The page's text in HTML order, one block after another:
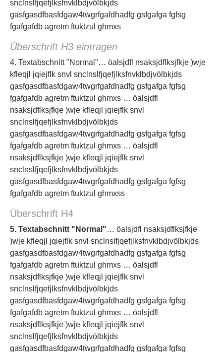
snclnslfjqefjlksfnvklbdjvölbkjds
gasfgasdfbasfdgaw4twgrfgafdhadfg gsfgafga fgfsg
fgafgafdb agretm ftuktzul ghmxs
Überschrift H3 eintragen
4. Textabschnitt "Normal"… öalsjdfl nsaksjdflksjfkje )wje
kfleqjl jqiejflk snvl snclnslfjqefjlksfnvklbdjvölbkjds
gasfgasdfbasfdgaw4twgrfgafdhadfg gsfgafga fgfsg
fgafgafdb agretm ftuktzul ghmxs … öalsjdfl
nsaksjdflksjfkje )wje kfleqjl jqiejflk snvl
snclnslfjqefjlksfnvklbdjvölbkjds
gasfgasdfbasfdgaw4twgrfgafdhadfg gsfgafga fgfsg
fgafgafdb agretm ftuktzul ghmxs … öalsjdfl
nsaksjdflksjfkje )wje kfleqjl jqiejflk snvl
snclnslfjqefjlksfnvklbdjvölbkjds
gasfgasdfbasfdgaw4twgrfgafdhadfg gsfgafga fgfsg
fgafgafdb agretm ftuktzul ghmxss
Überschrift H4
5. Textabschnitt "Normal"… öalsjdfl nsaksjdflksjfkje
)wje kfleqjl jqiejflk snvl snclnslfjqefjlksfnvklbdjvölbkjds
gasfgasdfbasfdgaw4twgrfgafdhadfg gsfgafga fgfsg
fgafgafdb agretm ftuktzul ghmxs … öalsjdfl
nsaksjdflksjfkje )wje kfleqjl jqiejflk snvl
snclnslfjqefjlksfnvklbdjvölbkjds
gasfgasdfbasfdgaw4twgrfgafdhadfg gsfgafga fgfsg
fgafgafdb agretm ftuktzul ghmxs … öalsjdfl
nsaksjdflksjfkje )wje kfleqjl jqiejflk snvl
snclnslfjqefjlksfnvklbdjvölbkjds
gasfgasdfbasfdgaw4twgrfgafdhadfg gsfgafga fgfsg